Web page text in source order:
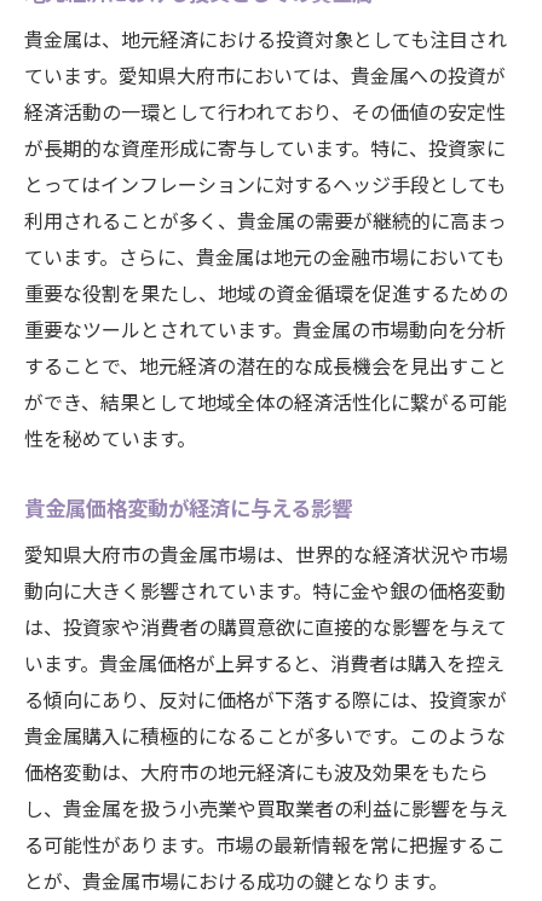
貴金属は、地元経済における投資対象としても注目され
ています。愛知県大府市においては、貴金属への投資が
経済活動の一環として行われており、その価値の安定性
が長期的な資産形成に寄与しています。特に、投資家に
とってはインフレーションに対するヘッジ手段としても
利用されることが多く、貴金属の需要が継続的に高まっ
ています。さらに、貴金属は地元の金融市場においても
重要な役割を果たし、地域の資金循環を促進するための
重要なツールとされています。貴金属の市場動向を分析
することで、地元経済の潜在的な成長機会を見出すこと
ができ、結果として地域全体の経済活性化に繋がる可能
性を秘めています。
貴金属価格変動が経済に与える影響
愛知県大府市の貴金属市場は、世界的な経済状況や市場
動向に大きく影響されています。特に金や銀の価格変動
は、投資家や消費者の購買意欲に直接的な影響を与えて
います。貴金属価格が上昇すると、消費者は購入を控え
る傾向にあり、反対に価格が下落する際には、投資家が
貴金属購入に積極的になることが多いです。このような
価格変動は、大府市の地元経済にも波及効果をもたら
し、貴金属を扱う小売業や買取業者の利益に影響を与え
る可能性があります。市場の最新情報を常に把握するこ
とが、貴金属市場における成功の鍵となります。